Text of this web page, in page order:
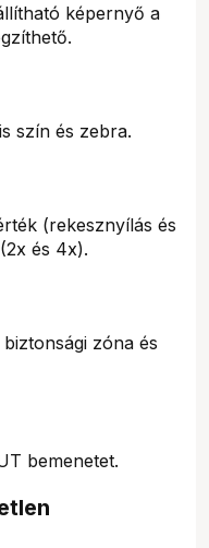
képernyő a
szín és zebra.
(rekesznyílás és
és 4x).
zóna és
bemenetet.